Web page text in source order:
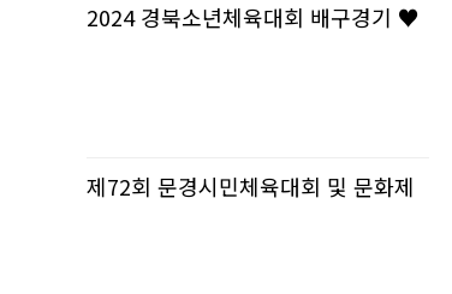
2024 경북소년체육대회 배구경기 ♥
제72회 문경시민체육대회 및 문화제